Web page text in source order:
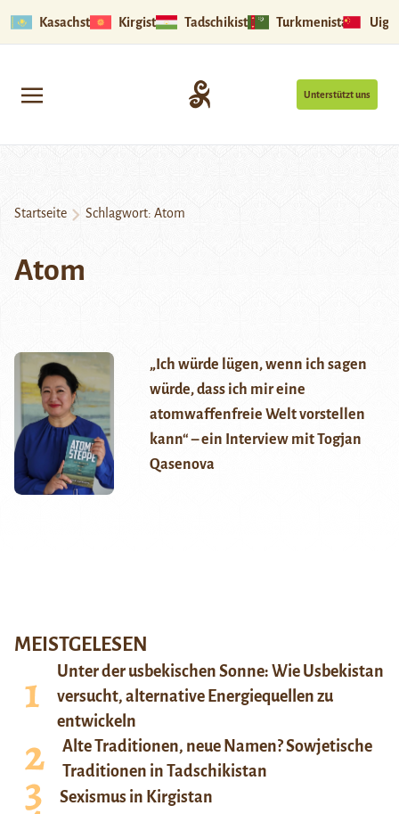
Kasachstan Kirgistan Tadschikistan Turkmenistan
Unterstützt uns
Startseite Schlagwort: Atom
Atom
„Ich würde lügen, wenn ich sagen
würde, dass ich mir eine
atomwaffenfreie Welt vorstellen
kann“ – ein Interview mit Togjan
Qasenova
MEISTGELESEN
Unter der usbekischen Sonne: Wie Usbekistan
versucht, alternative Energiequellen zu
entwickeln
Alte Traditionen, neue Namen? Sowjetische
Traditionen in Tadschikistan
Sexismus in Kirgistan